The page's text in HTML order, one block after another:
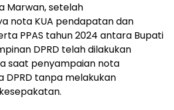
Marwan, setelah
nota KUA pendapatan dan
PPAS tahun 2024 antara Bupati
DPRD telah dilakukan
saat penyampaian nota
DPRD tanpa melakukan